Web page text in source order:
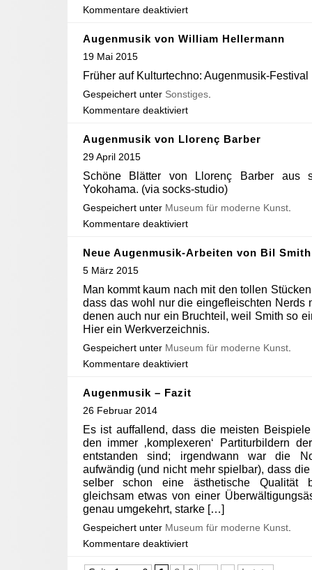
Kommentare deaktiviert
Augenmusik von William Hellermann
19 Mai 2015
Früher auf Kulturtechno: Augenmusik-Festival
Gespeichert unter Sonstiges.
Kommentare deaktiviert
Augenmusik von Llorenç Barber
29 April 2015
Schöne Blätter von Llorenç Barber aus
Yokohama. (via socks-studio)
Gespeichert unter Museum für moderne Kunst.
Kommentare deaktiviert
Neue Augenmusik-Arbeiten von Bil Smith
5 März 2015
Man kommt kaum nach mit den tollen
dass das wohl nur die eingefleischten Nerds
denen auch nur ein Bruchteil, weil Smith so
Hier ein Werkverzeichnis.
Gespeichert unter Museum für moderne Kunst.
Kommentare deaktiviert
Augenmusik – Fazit
26 Februar 2014
Es ist auffallend, dass die meisten Beispiele
den immer ‚komplexeren‘ Partiturbildern
entstanden sind; irgendwann war die
aufwändig (und nicht mehr spielbar), dass die
selber schon eine ästhetische Qualität
gleichsam etwas von einer
genau umgekehrt, starke […]
Gespeichert unter Museum für moderne Kunst.
Kommentare deaktiviert